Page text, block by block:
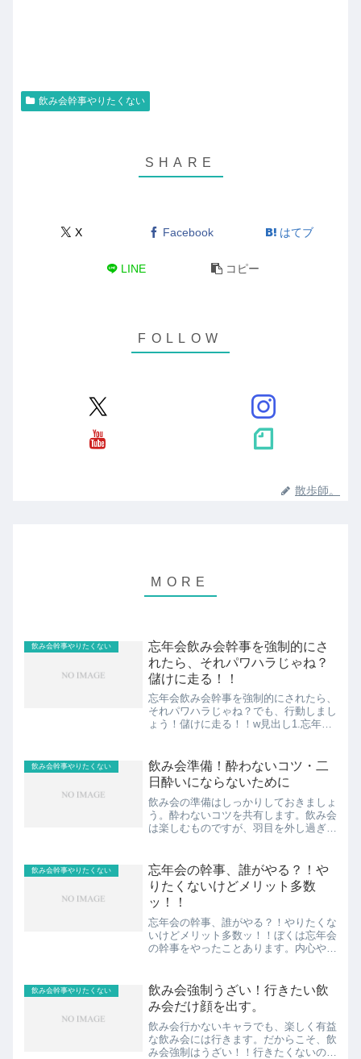
飲み会幹事やりたくない
X Facebook はてブ
LINE コピー
散歩師。
飲み会幹事やりたくない
忘年会飲み会幹事を強制的にさ
れたら、それパワハラじゃね？
儲けに走る！！
忘年会飲み会幹事を強制的にされたら、
それパワハラじゃね？でも、行動しまし
ょう！儲けに走る！！w見出し1.忘年会
儲けてやろーじゃあねぇかアッ！！スポ
ンサーリンク // ...
飲み会幹事やりたくない
飲み会準備！酔わないコツ・二
日酔いにならないために
飲み会の準備はしっかりしておきましょ
う。酔わないコツを共有します。飲み会
は楽しむものですが、羽目を外し過ぎる
てしまった時には、特に酔わない準備が
必要！！当日のコツも！共...
飲み会幹事やりたくない
忘年会の幹事、誰がやる？！や
りたくないけどメリット多数
ッ！！
忘年会の幹事、誰がやる？！やりたくな
いけどメリット多数ッ！！ぼくは忘年会
の幹事をやったことあります。内心やり
年会の幹事、誰がやる？！あらかじめ決
めておくこと！2.忘年...
飲み会幹事やりたくない
飲み会強制うざい！行きたい飲
み会だけ顔を出す。
飲み会行かないキャラでも、楽しく有益
な飲み会には行きます。だからこそ、飲
み会強制はうざい！！行きたくないのに